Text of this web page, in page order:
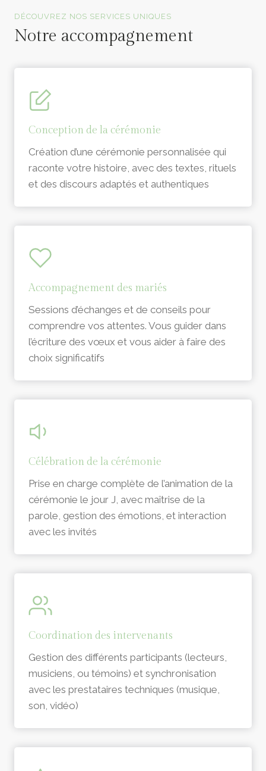
DÉCOUVREZ NOS SERVICES UNIQUES
Notre accompagnement
Conception de la cérémonie
Création d’une cérémonie personnalisée qui
raconte votre histoire, avec des textes, rituels
et des discours adaptés et authentiques
Accompagnement des mariés
Sessions d’échanges et de conseils pour
comprendre vos attentes. Vous guider dans
l’écriture des vœux et vous aider à faire des
choix significatifs
Célébration de la cérémonie
Prise en charge complète de l’animation de la
cérémonie le jour J, avec maîtrise de la
parole, gestion des émotions, et interaction
avec les invités
Coordination des intervenants
Gestion des différents participants (lecteurs,
musiciens, ou témoins) et synchronisation
avec les prestataires techniques (musique,
son, vidéo)